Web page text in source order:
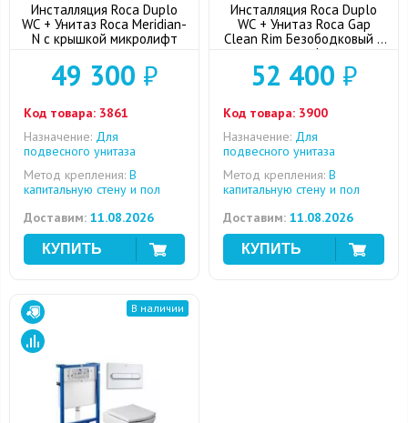
Инсталляция Roca Duplo
WC + Унитаз Roca Meridian-
N с крышкой микролифт
49 300 ₽
Код товара: 3861
Назначение: Для
подвесного унитаза
Метод крепления: В
капитальную стену и пол
Доставим: 11.08.2026
Инсталляция Roca Duplo
WC + Унитаз Roca Gap
Clean Rim Безободковый с
микролифтом
52 400 ₽
Код товара: 3900
Назначение: Для
подвесного унитаза
Метод крепления: В
капитальную стену и пол
Доставим: 11.08.2026
В наличии